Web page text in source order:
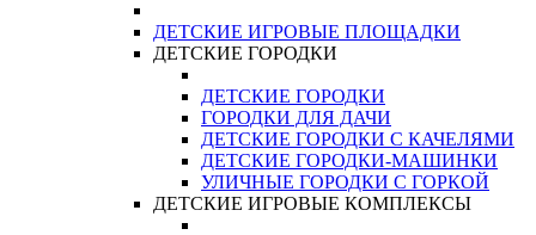
ДЕТСКИЕ ИГРОВЫЕ ПЛОЩАДКИ
ДЕТСКИЕ ГОРОДКИ
ДЕТСКИЕ ГОРОДКИ
ГОРОДКИ ДЛЯ ДАЧИ
ДЕТСКИЕ ГОРОДКИ С КАЧЕЛЯМИ
ДЕТСКИЕ ГОРОДКИ-МАШИНКИ
УЛИЧНЫЕ ГОРОДКИ С ГОРКОЙ
ДЕТСКИЕ ИГРОВЫЕ КОМПЛЕКСЫ